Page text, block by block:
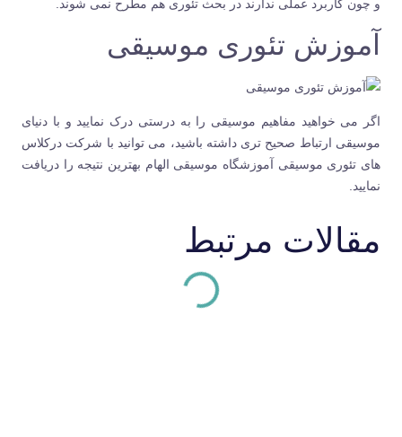
و چون کاربرد عملی ندارند در بحث تئوری هم مطرح نمی شوند.
آموزش تئوری موسیقی
اگر می خواهید مفاهیم موسیقی را به درستی درک نمایید و با دنیای
موسیقی ارتباط صحیح تری داشته باشید، می توانید با شرکت درکلاس
های تئوری موسیقی آموزشگاه موسیقی الهام بهترین نتیجه را دریافت
نمایید.
مقالات مرتبط